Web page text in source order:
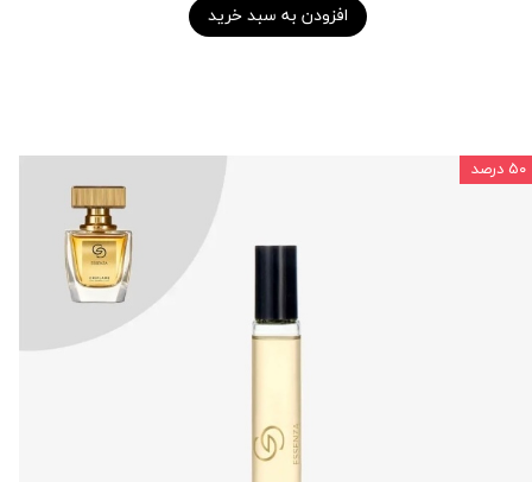
افزودن به سبد خرید
۵۰ درصد